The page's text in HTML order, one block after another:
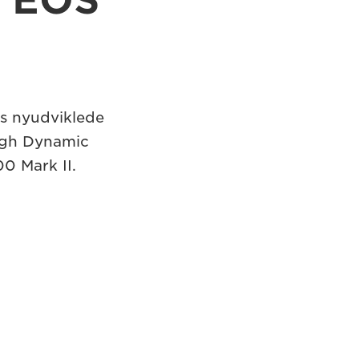
nyudviklede
Dynamic
Mark II.